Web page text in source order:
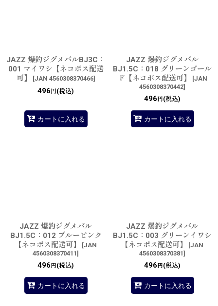
JAZZ 爆釣ジグメバルBJ3C：
001 マイワシ【ネコポス配送
可】
[JAN 4560308370466]
496 円(税込)
カートに入れる
JAZZ 爆釣ジグメバル
BJ1.5C：018 グリーンゴール
ド【ネコポス配送可】
[JAN
4560308370442]
496 円(税込)
カートに入れる
JAZZ 爆釣ジグメバル
BJ1.5C：012 ブルーピンク
【ネコポス配送可】
[JAN
4560308370411]
496 円(税込)
カートに入れる
JAZZ 爆釣ジグメバル
BJ1.5C：003 グリーンイワシ
【ネコポス配送可】
[JAN
4560308370381]
496 円(税込)
カートに入れる